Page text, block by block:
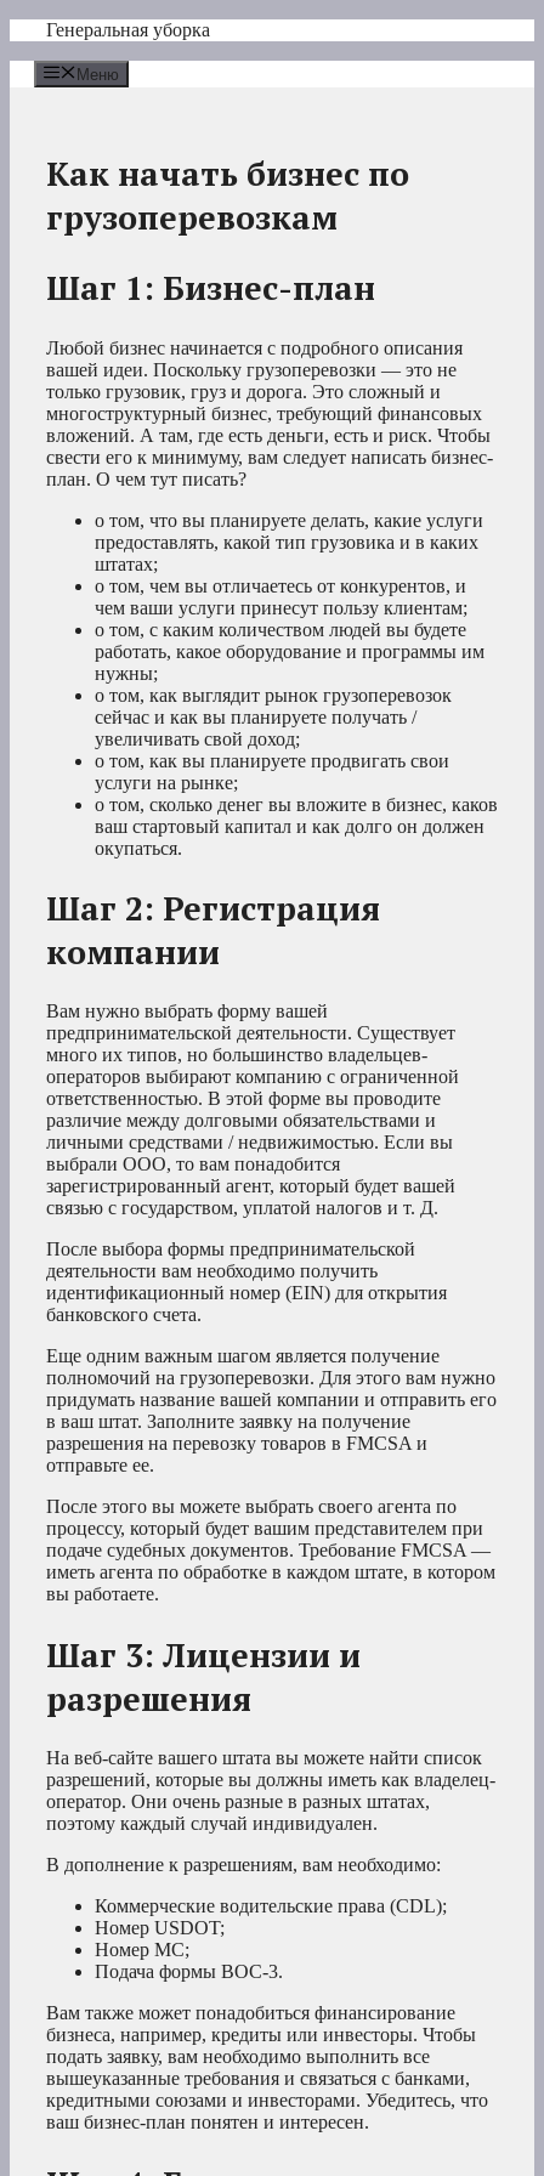
Перейти
содержимому
Генеральная уборка
Меню
Как начать бизнес по
грузоперевозкам
Шаг 1: Бизнес-план
Любой бизнес начинается с подробного описания
вашей идеи. Поскольку грузоперевозки — это не
только грузовик, груз и дорога. Это сложный и
многоструктурный бизнес, требующий финансовых
вложений. А там, где есть деньги, есть и риск. Чтобы
свести его к минимуму, вам следует написать бизнес-
план. О чем тут писать?
о том, что вы планируете делать, какие услуги
предоставлять, какой тип грузовика и в каких
штатах;
о том, чем вы отличаетесь от конкурентов, и
чем ваши услуги принесут пользу клиентам;
о том, с каким количеством людей вы будете
работать, какое оборудование и программы им
нужны;
о том, как выглядит рынок грузоперевозок
сейчас и как вы планируете получать /
увеличивать свой доход;
о том, как вы планируете продвигать свои
услуги на рынке;
о том, сколько денег вы вложите в бизнес, каков
ваш стартовый капитал и как долго он должен
окупаться.
Шаг 2: Регистрация
компании
Вам нужно выбрать форму вашей
предпринимательской деятельности. Существует
много их типов, но большинство владельцев-
операторов выбирают компанию с ограниченной
ответственностью. В этой форме вы проводите
различие между долговыми обязательствами и
личными средствами / недвижимостью. Если вы
выбрали ООО, то вам понадобится
зарегистрированный агент, который будет вашей
связью с государством, уплатой налогов и т. Д.
После выбора формы предпринимательской
деятельности вам необходимо получить
идентификационный номер (EIN) для открытия
банковского счета.
Еще одним важным шагом является получение
полномочий на грузоперевозки. Для этого вам нужно
придумать название вашей компании и отправить его
в ваш штат. Заполните заявку на получение
разрешения на перевозку товаров в FMCSA и
отправьте ее.
После этого вы можете выбрать своего агента по
процессу, который будет вашим представителем при
подаче судебных документов. Требование FMCSA —
иметь агента по обработке в каждом штате, в котором
вы работаете.
Шаг 3: Лицензии и
разрешения
На веб-сайте вашего штата вы можете найти список
разрешений, которые вы должны иметь как владелец-
оператор. Они очень разные в разных штатах,
поэтому каждый случай индивидуален.
В дополнение к разрешениям, вам необходимо:
Коммерческие водительские права (CDL);
Номер USDOT;
Номер MC;
Подача формы BOC-3.
Вам также может понадобиться финансирование
бизнеса, например, кредиты или инвесторы. Чтобы
подать заявку, вам необходимо выполнить все
вышеуказанные требования и связаться с банками,
кредитными союзами и инвесторами. Убедитесь, что
ваш бизнес-план понятен и интересен.